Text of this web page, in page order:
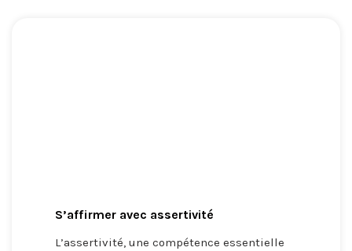
S’affirmer avec assertivité
L’assertivité, une compétence essentielle